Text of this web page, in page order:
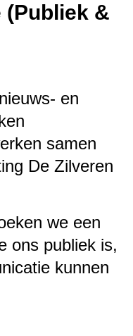
(Publiek &
en
samen
De Zilveren
we een
ons publiek is,
kunnen